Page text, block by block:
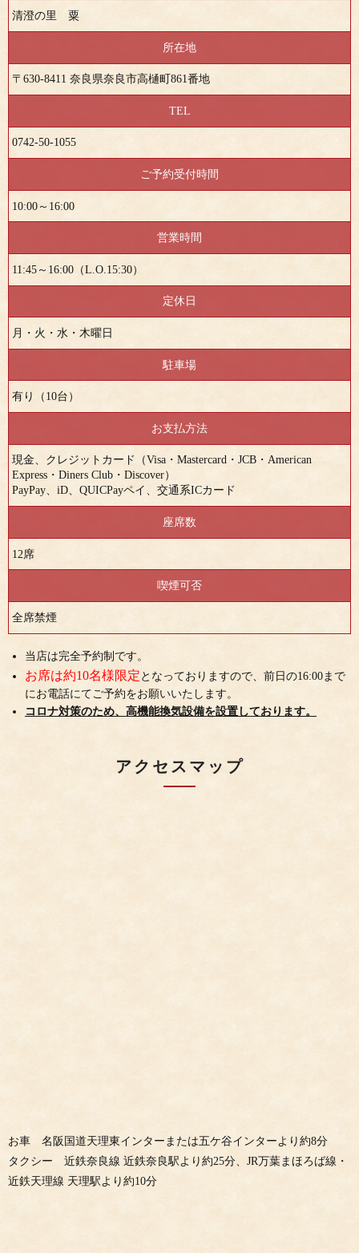
清澄の里 粟
所在地
〒630-8411 奈良県奈良市高樋町861番地
TEL
0742-50-1055
ご予約受付時間
10:00～16:00
営業時間
11:45～16:00（L.O.15:30）
定休日
月・火・水・木曜日
駐車場
有り（10台）
お支払方法
現金、クレジットカード（Visa・Mastercard・JCB・American
Express・Diners Club・Discover）
PayPay、iD、QUICPayペイ、交通系ICカード
座席数
12席
喫煙可否
全席禁煙
当店は完全予約制です。
お席は約10名様限定 となっておりますので、前日の16:00まで
にお電話にてご予約をお願いいたします。
コロナ対策のため、高機能換気設備を設置しております。
アクセスマップ
お車 名阪国道天理東インターまたは五ケ谷インターより約8分
タクシー 近鉄奈良線 近鉄奈良駅より約25分、JR万葉まほろば線・
近鉄天理線 天理駅より約10分